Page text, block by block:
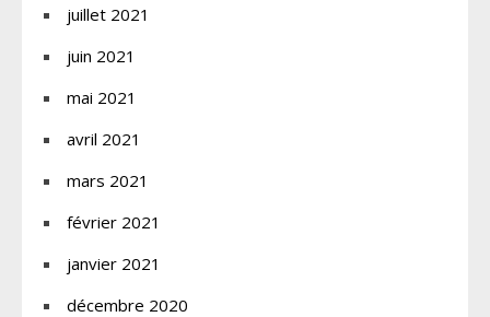
juillet 2021
juin 2021
mai 2021
avril 2021
mars 2021
février 2021
janvier 2021
décembre 2020